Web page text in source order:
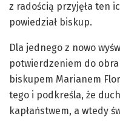
z radością przyjęła ten
powiedział biskup.
Dla jednego z nowo
potwierdzeniem do
biskupem Marianem
tego i podkreśla, że
kapłaństwem, a wtedy